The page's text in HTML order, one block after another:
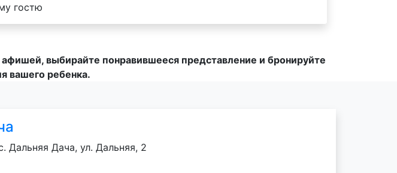
гостю
выбирайте понравившееся представление и бронируйте
вашего ребенка.
Дальняя Дача, ул. Дальняя, 2